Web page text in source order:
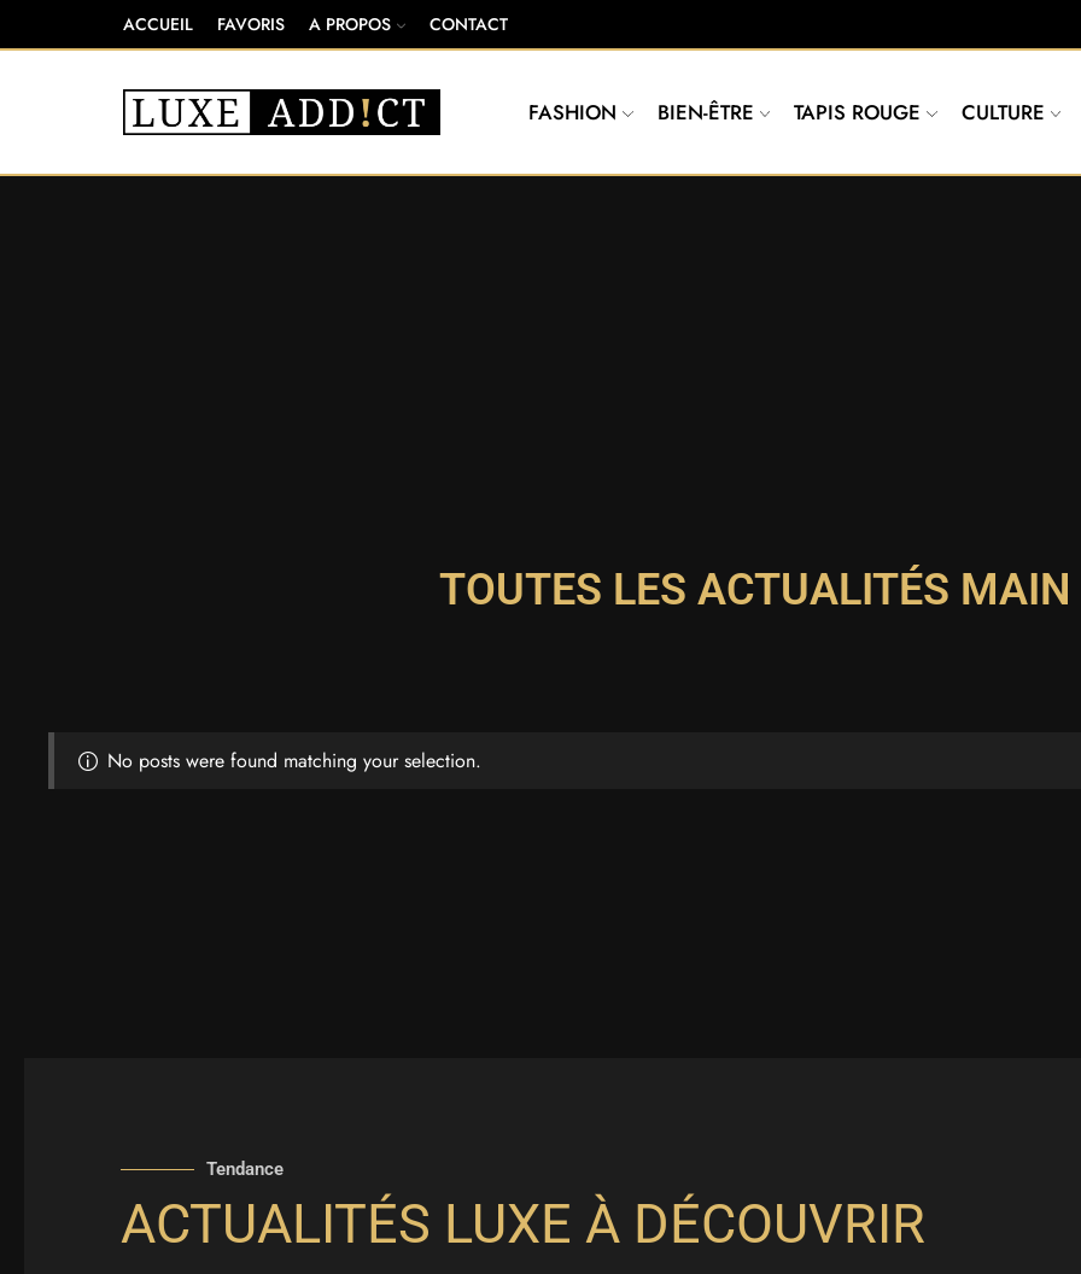
ACCUEIL FAVORIS A PROPOS CONTACT
FASHION BIEN-ÊTRE TAPIS ROUGE CULTURE
TOUTES LES ACTUALITÉS MAIN
No posts were found matching your selection.
Tendance
ACTUALITÉS LUXE À DÉCOUVRIR